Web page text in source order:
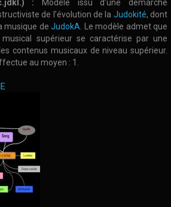
:
Modèle issu d’une démarche
de l’évolution de la Judokité, dont
musique de JudokA . Le modèle admet que
musical supérieur se caractérise par une
contenus musicaux de niveau supérieur.
au moyen : 1.